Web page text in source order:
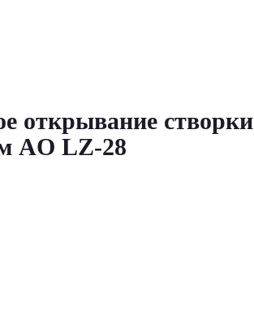
открывание
AO LZ-28